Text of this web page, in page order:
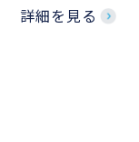
詳細を見る